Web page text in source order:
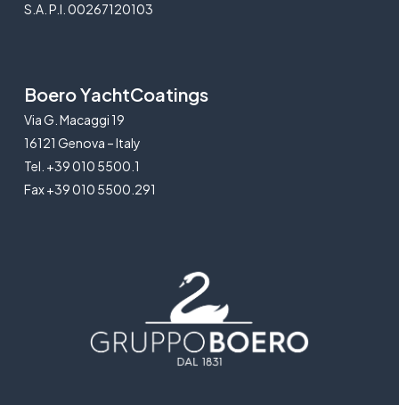
S.A. P.I. 00267120103
Boero YachtCoatings
Via G. Macaggi 19
16121 Genova – Italy
Tel. +39 010 5500.1
Fax +39 010 5500.291